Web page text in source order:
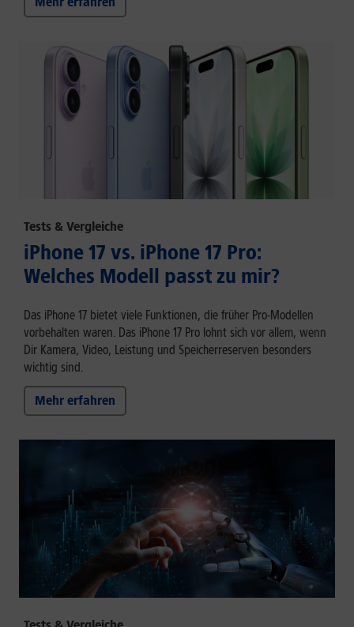
Tests & Vergleiche
iPhone 17 vs. iPhone 17 Pro:
Welches Modell passt zu mir?
Das iPhone 17 bietet viele Funktionen, die früher Pro-Modellen
vorbehalten waren. Das iPhone 17 Pro lohnt sich vor allem, wenn
Dir Kamera, Video, Leistung und Speicherreserven besonders
wichtig sind.
Mehr erfahren